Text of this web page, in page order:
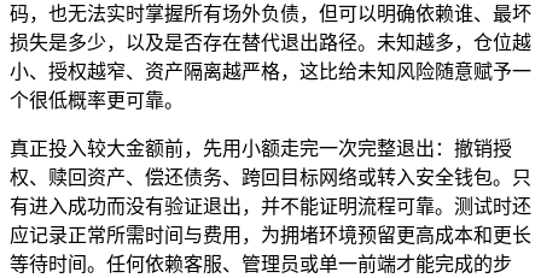
码，也无法实时掌握所有场外负债，但可以明确依赖谁、最坏
损失是多少，以及是否存在替代退出路径。未知越多，仓位越
小、授权越窄、资产隔离越严格，这比给未知风险随意赋予一
个很低概率更可靠。
真正投入较大金额前，先用小额走完一次完整退出：撤销授
权、赎回资产、偿还债务、跨回目标网络或转入安全钱包。只
有进入成功而没有验证退出，并不能证明流程可靠。测试时还
应记录正常所需时间与费用，为拥堵环境预留更高成本和更长
等待时间。任何依赖客服、管理员或单一前端才能完成的步